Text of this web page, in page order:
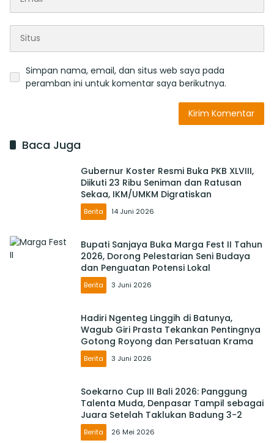
Simpan nama, email, dan situs web saya pada
peramban ini untuk komentar saya berikutnya.
Baca Juga
Gubernur Koster Resmi Buka PKB XLVIII,
Diikuti 23 Ribu Seniman dan Ratusan
Sekaa, IKM/UMKM Digratiskan
Berita 14 Juni 2026
Bupati Sanjaya Buka Marga Fest II Tahun
2026, Dorong Pelestarian Seni Budaya
dan Penguatan Potensi Lokal
Berita 3 Juni 2026
Hadiri Ngenteg Linggih di Batunya,
Wagub Giri Prasta Tekankan Pentingnya
Gotong Royong dan Persatuan Krama
Berita 3 Juni 2026
Soekarno Cup III Bali 2026: Panggung
Talenta Muda, Denpasar Tampil sebagai
Juara Setelah Taklukan Badung 3-2
Berita 26 Mei 2026